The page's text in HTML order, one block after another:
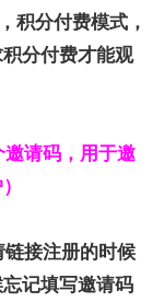
积分付费模式，
分付费才能观
请码，用于邀
接注册的时候
记填写邀请码